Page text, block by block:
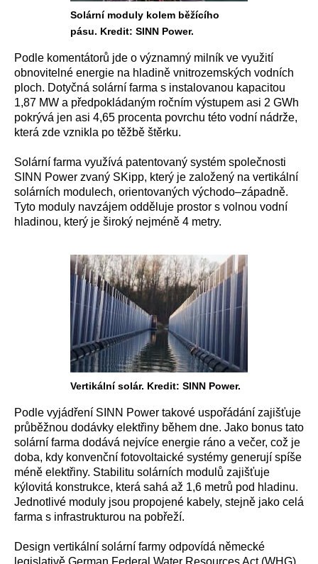
Solární moduly kolem běžícího
pásu. Kredit: SINN Power.
Podle komentátorů jde o významný milník ve využití
obnovitelné energie na hladině vnitrozemských vodních
ploch. Dotyčná solární farma s instalovanou kapacitou
1,87 MW a předpokládaným ročním výstupem asi 2 GWh
pokrývá jen asi 4,65 procenta povrchu této vodní nádrže,
která zde vznikla po těžbě štěrku.
Solární farma využívá patentovaný systém společnosti
SINN Power zvaný SKipp, který je založený na vertikální
solárních modulech, orientovaných východo–západně.
Tyto moduly navzájem odděluje prostor s volnou vodní
hladinou, který je široký nejméně 4 metry.
Vertikální solár. Kredit: SINN Power.
Podle vyjádření SINN Power takové uspořádání zajišťuje
průběžnou dodávky elektřiny během dne. Jako bonus tato
solární farma dodává nejvíce energie ráno a večer, což je
doba, kdy konvenční fotovoltaické systémy generují spíše
méně elektřiny. Stabilitu solárních modulů zajišťuje
kýlovitá konstrukce, která sahá až 1,6 metrů pod hladinu.
Jednotlivé moduly jsou propojené kabely, stejně jako celá
farma s infrastrukturou na pobřeží.
Design vertikální solární farmy odpovídá německé
legislativě German Federal Water Resources Act (WHG).